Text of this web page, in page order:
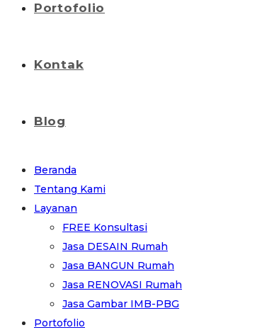
Portofolio
Kontak
Blog
Beranda
Tentang Kami
Layanan
FREE Konsultasi
Jasa DESAIN Rumah
Jasa BANGUN Rumah
Jasa RENOVASI Rumah
Jasa Gambar IMB-PBG
Portofolio